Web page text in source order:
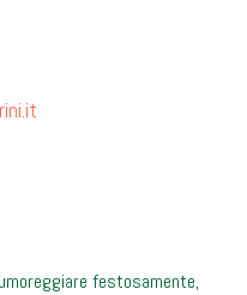
festosamente,